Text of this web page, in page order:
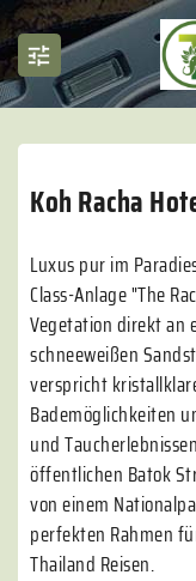
Koh Racha
Luxus pur im
Class-Anlage "The
Vegetation direkt an
schneeweißen
verspricht
Bademöglichkeiten
und
öffentlichen Batok
von einem
perfekten Rahmen
Thailand Reisen.